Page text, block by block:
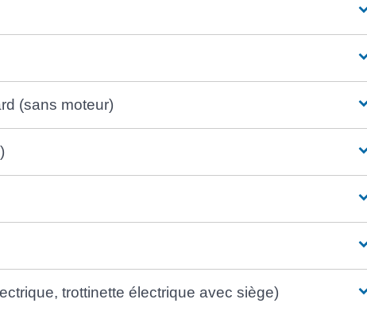
(sans moteur)
trottinette électrique avec siège)